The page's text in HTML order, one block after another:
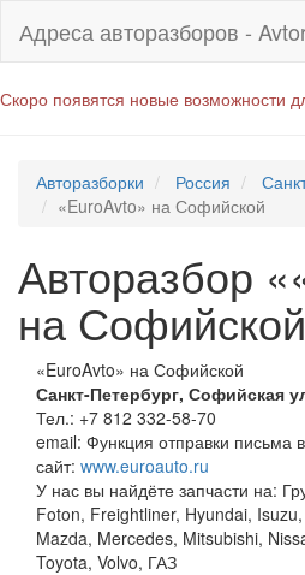
Адреса авторазборов -
Скоро появятся новые возможности
Авторазборки Россия
«EuroAvto» на Софийской
Авторазбор
на
«EuroAvto» на Софийской
Санкт-Петербург, Софийская
Тел.: +7 812 332-58-70
email: Функция отправки письма
сайт: www.euroauto.ru
У нас вы найдёте запчасти на:
Foton, Freightliner, Hyundai,
Mazda, Mercedes, Mitsubishi,
Toyota, Volvo, ГАЗ